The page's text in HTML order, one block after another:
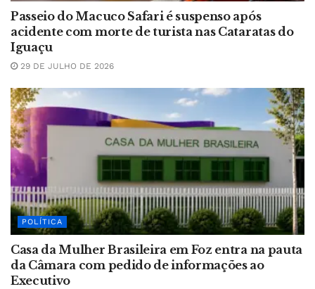
Passeio do Macuco Safari é suspenso após
acidente com morte de turista nas Cataratas do
Iguaçu
29 DE JULHO DE 2026
POLÍTICA
Casa da Mulher Brasileira em Foz entra na pauta
da Câmara com pedido de informações ao
Executivo